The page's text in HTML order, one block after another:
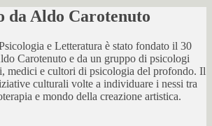
da Aldo Carotenuto
e Letteratura è stato fondato il 30
Carotenuto e da un gruppo di psicologi
medici e cultori di psicologia del profondo. Il
culturali volte a individuare i nessi tra
e mondo della creazione artistica.